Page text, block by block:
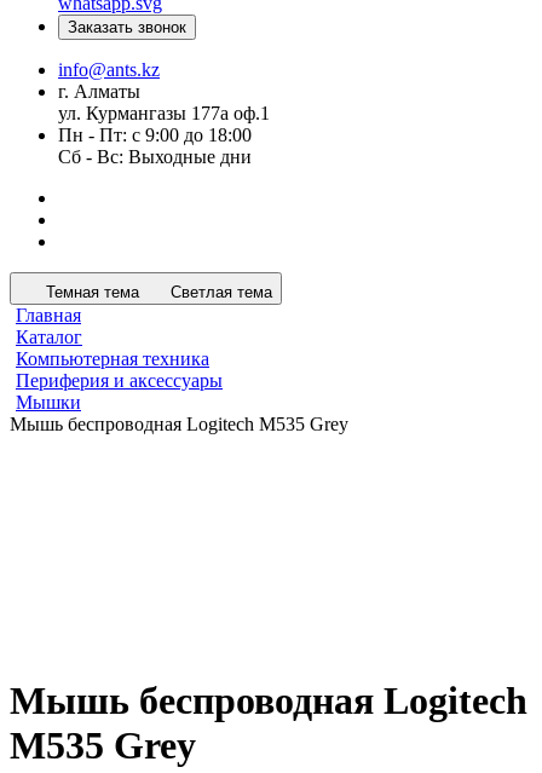
Заказать звонок
info@ants.kz
г. Алматы
ул. Курмангазы 177а оф.1
Пн - Пт: с 9:00 до 18:00
Сб - Вс: Выходные дни
Темная тема Светлая тема
Главная
Каталог
Компьютерная техника
Периферия и аксессуары
Мышки
Мышь беспроводная Logitech M535 Grey
Мышь беспроводная Logitech
M535 Grey